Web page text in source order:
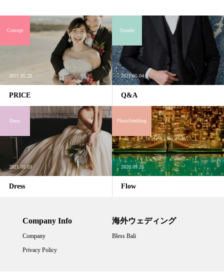
2021.05.28
PRICE
Concept
2021.05.04
Q&A
Tuxedo
2021.05.03
Dress
Dress
2020.09.26
Flow
PhotoWedding
Company Info
Company
Privacy Policy
海外ウェディング
Bless Bali